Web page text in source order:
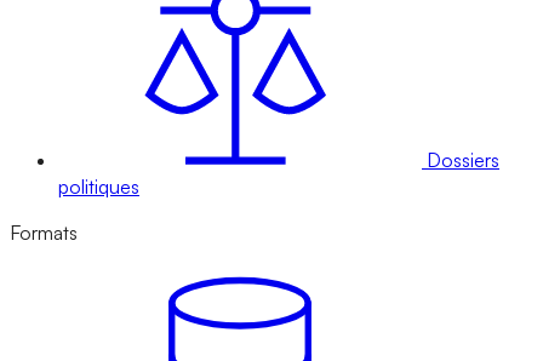
Dossiers
politiques
Formats